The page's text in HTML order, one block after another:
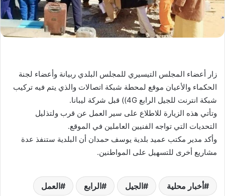
زار أعضاء المجلس التيسيري للمجلس البلدي ربيانة وأعضاء لجنة
الحكماء والأعيان موقع لمحطة شبكة اتصالات والذي يتم فيه تركيب
شبكة انترنت للجيل الرابع 4G)) قبل شركة ليبانا.
وتأتي هذه الزيارة للاطلاع على سير العمل عن قرب ولتذليل
التحديات التي تواجه الفنيين العاملين في الموقع.
وأكد مدير مكتب عميد بلدية يوسف حمدان أن البلدية ستنفذ عدة
مشاريع أخرى للتسهيل على المواطنين.
أخبار محلية الجيل الرابع العمل